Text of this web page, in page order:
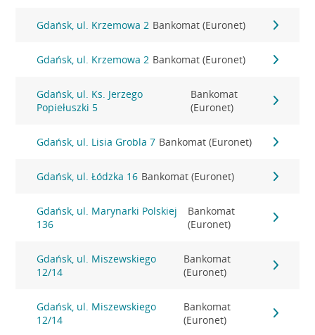
Gdańsk, ul. Krzemowa 2 Bankomat (Euronet)
Gdańsk, ul. Krzemowa 2 Bankomat (Euronet)
Gdańsk, ul. Ks. Jerzego
Popiełuszki 5
Bankomat
(Euronet)
Gdańsk, ul. Lisia Grobla 7 Bankomat (Euronet)
Gdańsk, ul. Łódzka 16 Bankomat (Euronet)
Gdańsk, ul. Marynarki Polskiej
136
Bankomat
(Euronet)
Gdańsk, ul. Miszewskiego
12/14
Bankomat
(Euronet)
Gdańsk, ul. Miszewskiego
12/14
Bankomat
(Euronet)